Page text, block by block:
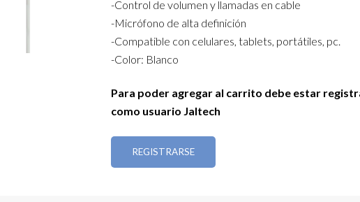
-Control de volumen y llamadas en cable
-Micrófono de alta definición
-Compatible con celulares, tablets, portátiles, pc.
-Color: Blanco
Para poder agregar al carrito debe estar
como usuario Jaltech
REGISTRARSE